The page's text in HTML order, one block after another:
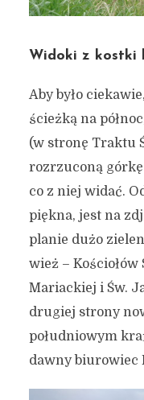
Widoki z kostki
Aby było
ścieżką na
(w stronę Traktu
rozrzuconą
co z niej widać.
piękna, jest na
planie dużo
wież – Kościołów
Mariackiej i Św.
drugiej strony
południowym
dawny biurowiec